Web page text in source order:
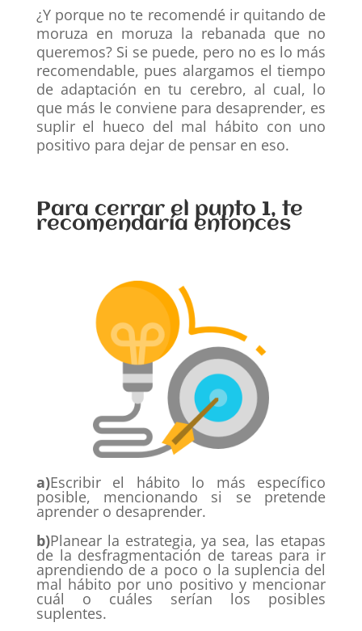
¿Y porque no te recomendé ir quitando de
moruza en moruza la rebanada que no
queremos? Si se puede, pero no es lo más
recomendable, pues alargamos el tiempo
de adaptación en tu cerebro, al cual, lo
que más le conviene para desaprender, es
suplir el hueco del mal hábito con uno
positivo para dejar de pensar en eso.
Para cerrar el punto 1, te
recomendaría entonces
a)Escribir el hábito lo más específico
posible, mencionando si se pretende
aprender o desaprender.
b)Planear la estrategia, ya sea, las etapas
de la desfragmentación de tareas para ir
aprendiendo de a poco o la suplencia del
mal hábito por uno positivo y mencionar
cuál o cuáles serían los posibles
suplentes.